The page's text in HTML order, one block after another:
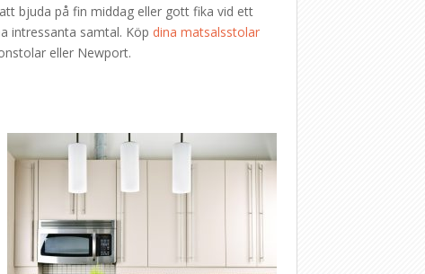
bjuda på fin middag eller gott fika vid ett
intressanta samtal. Köp dina matsalsstolar
eller Newport.